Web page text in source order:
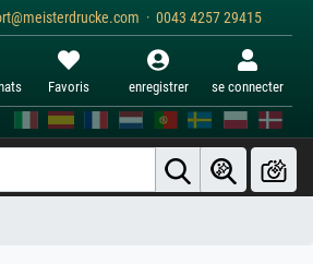
· 0043 4257 29415
Favoris enregistrer se connecter